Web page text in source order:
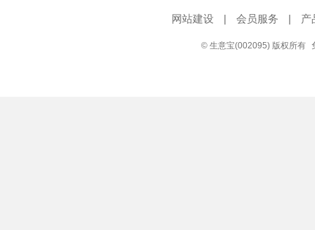
网站建设 | 会员服务 | 产
© 生意宝(002095) 版权所有